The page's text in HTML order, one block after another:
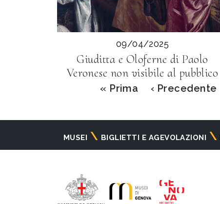
09/04/2025
Giuditta e Oloferne di Paolo
Veronese non visibile al pubblico
PaginazionePrima
« Prima
Pagina
‹ Precedente
Navigazione
MUSEI BIGLIETTI E AGEVOLAZIONI